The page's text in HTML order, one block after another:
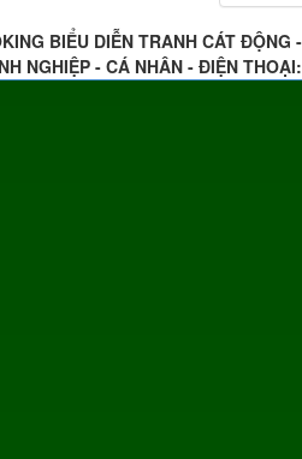
BIỂU DIỄN TRANH CÁT ĐỘNG
NGHIỆP - CÁ NHÂN - ĐIỆN THOẠI: